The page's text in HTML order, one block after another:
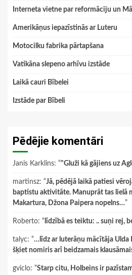
Interneta vietne par reformāciju un
Amerikāņus iepazīstinās ar Luteru
Motocilku fabrika pārtapšana
Vatikāna slepeno arhīvu izstāde
Laikā cauri Bībelei
Izstāde par Bībeli
Pēdējie komentāri
Janis Karklins: “"Gluži kā gājiens uz
martinsz: “Jā, pēdējā laikā patiesi
baptistu aktivitāte. Manuprāt tas lielā
Makartura, Džona Paipera nopelns…”
Roberto: “ līdzībā es teiktu: .. suņi rej,
talyc: “…līdz ar luterāņu mācītāja Ulda
šķiet nomiris arī beidzamais
gviclo: “Starp citu, Holbeins ir